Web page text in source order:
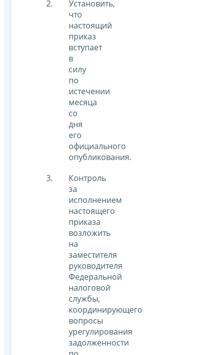
Установить,
что
настоящий
приказ
вступает
в
силу
по
истечении
месяца
со
дня
его
официального
опубликования.
Контроль
за
исполнением
настоящего
приказа
возложить
на
заместителя
руководителя
Федеральной
налоговой
службы,
координирующего
вопросы
урегулирования
задолженности